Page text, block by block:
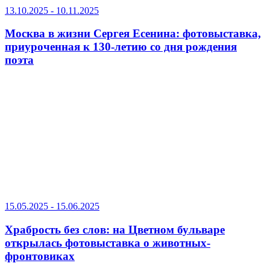
13.10.2025 - 10.11.2025
Москва в жизни Сергея Есенина: фотовыставка,
приуроченная к 130-летию со дня рождения
поэта
15.05.2025 - 15.06.2025
Храбрость без слов: на Цветном бульваре
открылась фотовыставка о животных-
фронтовиках